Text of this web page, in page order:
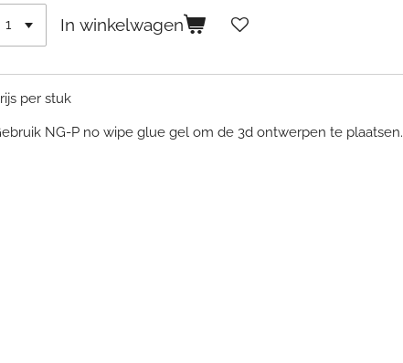
In winkelwagen
per stuk
NG-P no wipe glue gel om de 3d ontwerpen te plaatsen.